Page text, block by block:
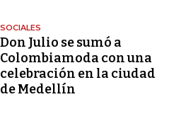
SOCIALES
Don Julio se sumó a
Colombiamoda con una
celebración en la ciudad
de Medellín